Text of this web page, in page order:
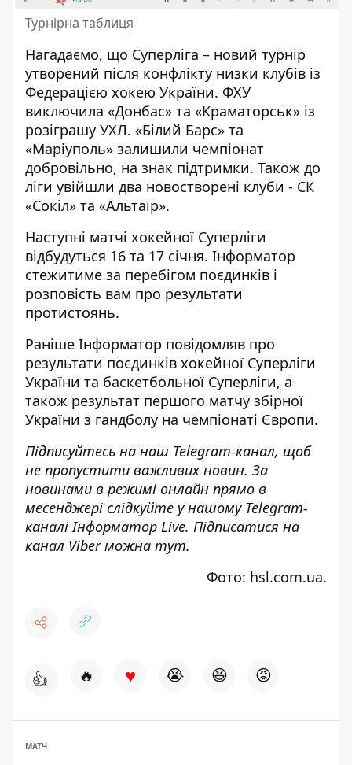
Турнірна таблиця
Нагадаємо, що Суперліга – новий турнір
утворений після конфлікту низки клубів із
Федерацією хокею України. ФХУ
виключила «Донбас» та «Краматорськ» із
розіграшу УХЛ. «Білий Барс» та
«Маріуполь» залишили чемпіонат
добровільно, на знак підтримки. Також до
ліги увійшли два новостворені клуби - СК
«Сокіл» та «Альтаїр».
Наступні матчі хокейної Суперліги
відбудуться 16 та 17 січня. Інформатор
стежитиме за перебігом поєдинків і
розповість вам про результати
протистоянь.
Раніше Інформатор повідомляв про
результати поєдинків хокейної Суперліги
України та баскетбольної Суперліги, а
також результат першого матчу збірної
України з гандболу на чемпіонаті Європи.
Підписуйтесь на наш Telegram-канал, щоб
не пропустити важливих новин. За
новинами в режимі онлайн прямо в
месенджері слідкуйте у нашому Telegram-
каналіІнформатор Live. Підписатися на
канал Viber можна тут.
Фото: hsl.com.ua.
👍 🔥 ♥ 😭 😆 😡
МАТЧ